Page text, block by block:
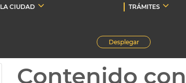
LA CIUDAD TRÁMITES
Desplegar
Contenido